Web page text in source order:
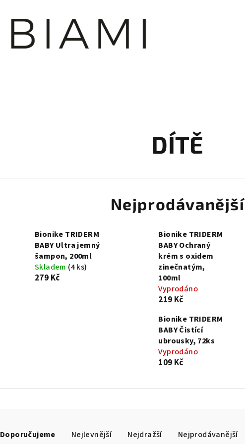
DÍTĚ
Nejprodávanější
Bionike TRIDERM
BABY Ultra jemný
šampon, 200ml
Skladem (4 ks)
279 Kč
Bionike TRIDERM
BABY Ochraný
krém s oxidem
zinečnatým,
100ml
Vyprodáno
219 Kč
Bionike TRIDERM
BABY Čistící
ubrousky, 72ks
Vyprodáno
109 Kč
Doporučujeme Nejlevnější Nejdražší Nejprodávanější